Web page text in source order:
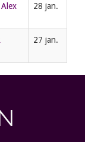
28 jan.
27 jan.